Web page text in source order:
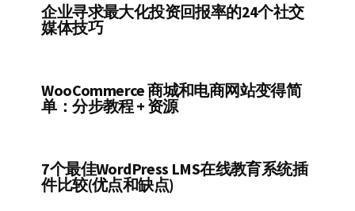
企业寻求最大化投资回报率的24个社交
媒体技巧
WooCommerce 商城和电商网站变得简
单：分步教程 + 资源
7个最佳WordPress LMS在线教育系统插
件比较(优点和缺点)